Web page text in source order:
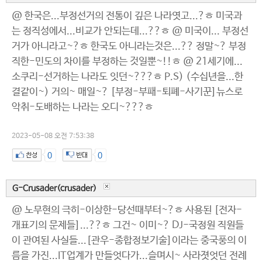
@ 한국은...부정선거의 전통이 깊은 나라엿고...?ㅎ 미국과
는 정직성에서...비교가 안되는데...??ㅎ @ 미국이... 부정선
거가 아니라고~?ㅎ 한국도 아니라는것은...?? 정말~? 부정
직한-민도의 차이를 부정하는 것일뿐~!!ㅎ @ 21세기에...
소쿠리-선거하는 나라도 잇던~???ㅎ P.S) (수십년을...한
결같이~) 거의~ 매일~? [부정-부패-퇴폐-사기꾼]뉴스로
악취-도배하는 나라는 오디~???ㅎ
2023-05-08 오전 7:53:38
0 0
G-Crusader(crusader)
@ 노무현의 극히-이상한-당선때부터~?ㅎ 사용된 [전자-
개표기의 문제들]...??ㅎ 그건~ 이미~? DJ-국정원 직원들
이 관여된 사실들...[관우-종합정보기술]이라는 중국풍의 이
름을 가진...IT업계가 만들엇다가...슬며시~ 사라졋엇던 전례